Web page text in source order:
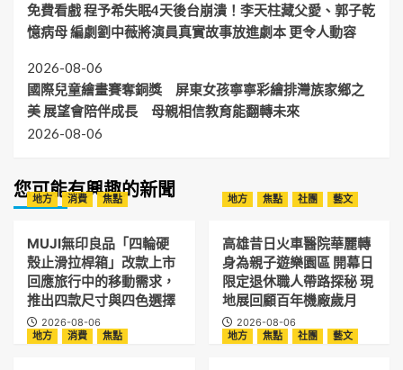
免費看戲 程予希失眠4天後台崩潰！李天柱藏父愛、郭子乾
憶病母 編劇劉中薇將演員真實故事放進劇本 更令人動容
2026-08-06
國際兒童繪畫賽奪銅獎 屏東女孩寧寧彩繪排灣族家鄉之
美 展望會陪伴成長 母親相信教育能翻轉未來
2026-08-06
您可能有興趣的新聞
地方 消費 焦點
MUJI無印良品「四輪硬
殼止滑拉桿箱」改款上市
回應旅行中的移動需求，
推出四款尺寸與四色選擇
2026-08-06
地方 焦點 社團 藝文
高雄昔日火車醫院華麗轉
身為親子遊樂園區 開幕日
限定退休職人帶路探秘 現
地展回顧百年機廠歲月
2026-08-06
地方
消費 焦點 地方 焦點 社團 藝文